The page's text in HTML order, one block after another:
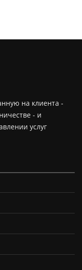
на клиента -
- и
услуг